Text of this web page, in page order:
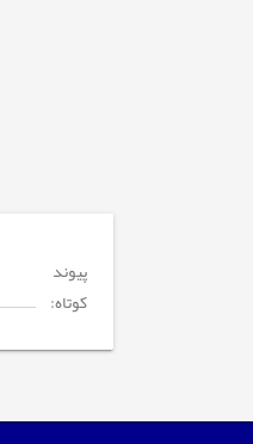
پیوند
کوتاه: